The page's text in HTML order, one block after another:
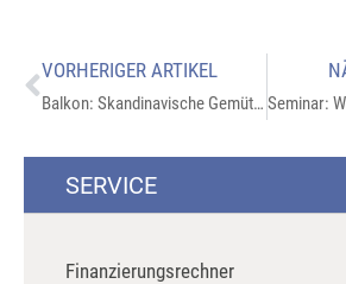
VORHERIGER ARTIKEL
Balkon: Skandinavische Gemütlichkeit
SERVICE
Finanzierungsrechner